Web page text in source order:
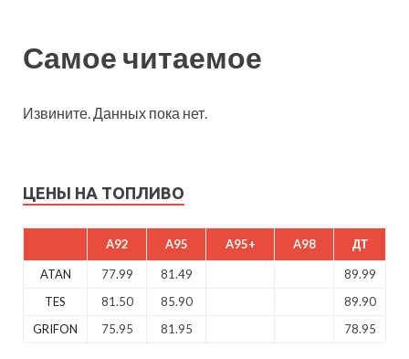
Самое читаемое
Извините. Данных пока нет.
ЦЕНЫ НА ТОПЛИВО
A92 A95 A95+ A98 ДТ
ATAN 77.99 81.49
89.99
TES
81.50 85.90
89.90
GRIFON
75.95 81.95 78.95